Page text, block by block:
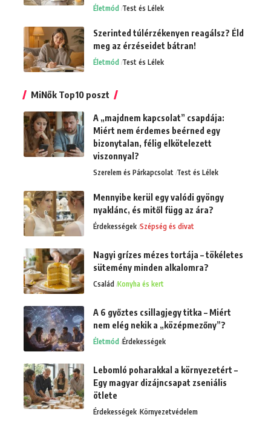
Életmód Test és Lélek
Szerinted túlérzékenyen reagálsz? Éld
meg az érzéseidet bátran!
Életmód Test és Lélek
MiNők Top10 poszt
A „majdnem kapcsolat” csapdája:
Miért nem érdemes beérned egy
bizonytalan, félig elkötelezett
viszonnyal?
Szerelem és Párkapcsolat Test és Lélek
Mennyibe kerül egy valódi gyöngy
nyaklánc, és mitől függ az ára?
Érdekességek Szépség és divat
Nagyi grízes mézes tortája – tökéletes
sütemény minden alkalomra?
Család Konyha és kert
A 6 győztes csillagjegy titka – Miért
nem elég nekik a „középmezőny”?
Életmód Érdekességek
Lebomló poharakkal a környezetért –
Egy magyar dizájncsapat zseniális
ötlete
Érdekességek Környezetvédelem